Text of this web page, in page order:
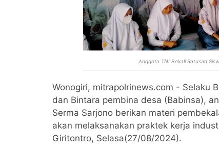
Anggota TNI Bekali Ratusan
Wonogiri, mitrapolrinews.com - Selaku
dan Bintara pembina desa (Babinsa),
Serma Sarjono berikan materi
akan melaksanakan praktek kerja
Giritontro, Selasa(27/08/2024).